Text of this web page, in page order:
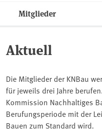
Mitglieder
Aktuell
Die Mitglieder der KNBau
für jeweils drei Jahre
Kommission Nachhaltiges
Berufungsperiode mit der
Bauen zum Standard wird.